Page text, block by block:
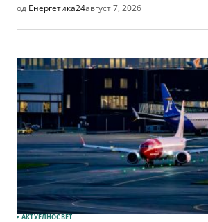
од Енергетика24август 7, 2026
АКТУЕЛНОСВЕТ